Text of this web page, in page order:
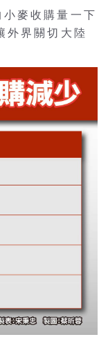
麥收購量一下
外界關切大陸